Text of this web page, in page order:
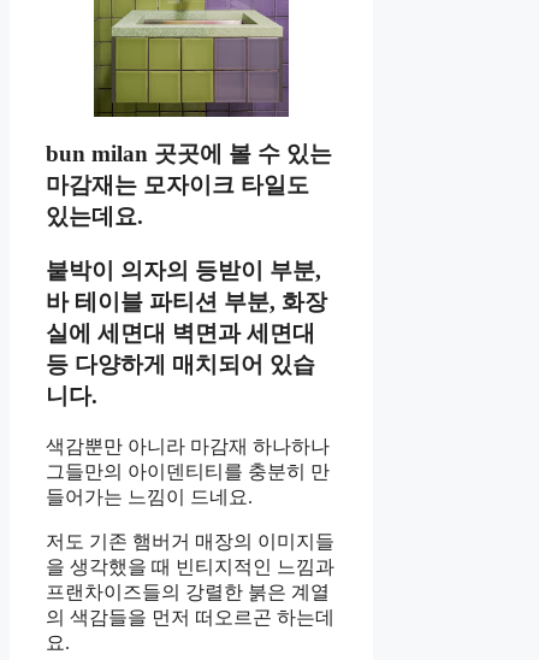
bun milan 곳곳에 볼 수 있는
마감재는 모자이크 타일도
있는데요.
붙박이 의자의 등받이 부분,
바 테이블 파티션 부분, 화장
실에 세면대 벽면과 세면대
등 다양하게 매치되어 있습
니다.
색감뿐만 아니라 마감재 하나하나
그들만의 아이덴티티를 충분히 만
들어가는 느낌이 드네요.
저도 기존 햄버거 매장의 이미지들
을 생각했을 때 빈티지적인 느낌과
프랜차이즈들의 강렬한 붉은 계열
의 색감들을 먼저 떠오르곤 하는데
요.